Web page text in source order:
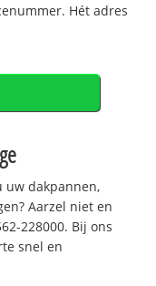
Hét adres
uw dakpannen,
Aarzel niet en
228000. Bij ons
snel en